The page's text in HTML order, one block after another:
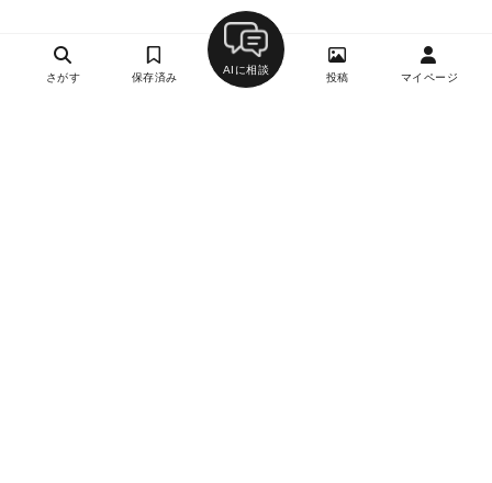
さがす 保存済み
AIに相談
投稿 マイページ